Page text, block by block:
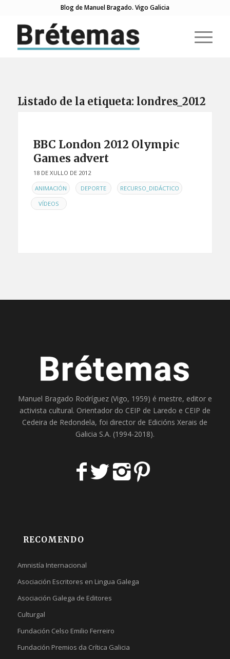
Blog de Manuel Bragado. Vigo Galicia
Listado de la etiqueta: londres_2012
BBC London 2012 Olympic
Games advert
18 DE XULLO DE 2012
ENANIMACIÓN , DEPORTE , RECURSO_DIDÁCTICO ,
VÍDEOS
Manuel Bragado Rodríguez (Vigo, 1959) é mestre, editor e
activista cultural. Orientador do CEIP de Laredo e CEIP de
Cedeira de Redondela, foi director de Edicións Xerais de
Galicia S.A. (1994-2018).
RECOMENDO
Amnistía Internacional
Asociación Escritores en Lingua Galega
Asociación Galega de Editores
Culturgal
Fundación Celso Emilio Ferreiro
Fundación Premios da Crítica Galicia